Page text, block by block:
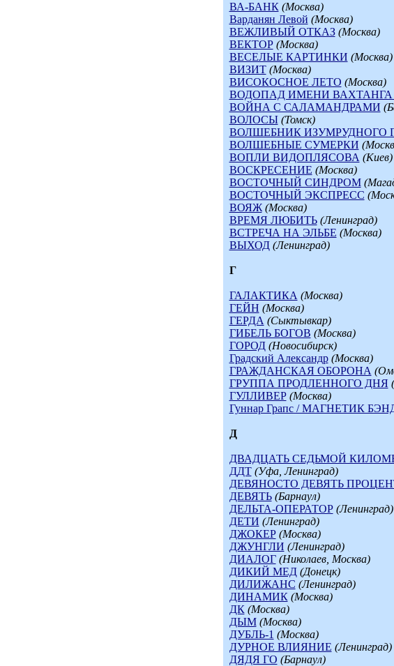
ВА-БАНК (Москва)
Варданян Левой (Москва)
ВЕЖЛИВЫЙ ОТКАЗ (Москва)
ВЕКТОР (Москва)
ВЕСЕЛЫЕ КАРТИНКИ (Москва)
ВИЗИТ (Москва)
ВИСОКОСНОЕ ЛЕТО (Москва)
ВОДОПАД ИМЕНИ ВАХТАНГА
ВОЙНА С САЛАМАНДРАМИ
ВОЛОСЫ (Томск)
ВОЛШЕБНИК ИЗУМРУДНОГО
ВОЛШЕБНЫЕ СУМЕРКИ
ВОПЛИ ВИДОПЛЯСОВА (Киев)
ВОСКРЕСЕНИЕ (Москва)
ВОСТОЧНЫЙ СИНДРОМ
ВОСТОЧНЫЙ ЭКСПРЕСС
ВОЯЖ (Москва)
ВРЕМЯ ЛЮБИТЬ (Ленинград)
ВСТРЕЧА НА ЭЛЬБЕ (Москва)
ВЫХОД (Ленинград)
Г
ГАЛАКТИКА (Москва)
ГЕЙН (Москва)
ГЕРДА (Сыктывкар)
ГИБЕЛЬ БОГОВ (Москва)
ГОРОД (Новосибирск)
Градский Александр (Москва)
ГРАЖДАНСКАЯ ОБОРОНА
ГРУППА ПРОДЛЕННОГО ДНЯ
ГУЛЛИВЕР (Москва)
Гуннар Грапс / МАГНЕТИК
Д
ДВАДЦАТЬ СЕДЬМОЙ
ДДТ (Уфа, Ленинград)
ДЕВЯНОСТО ДЕВЯТЬ
ДЕВЯТЬ (Барнаул)
ДЕЛЬТА-ОПЕРАТОР (Ленинград)
ДЕТИ (Ленинград)
ДЖОКЕР (Москва)
ДЖУНГЛИ (Ленинград)
ДИАЛОГ (Николаев, Москва)
ДИКИЙ МЕД (Донецк)
ДИЛИЖАНС (Ленинград)
ДИНАМИК (Москва)
ДК (Москва)
ДЫМ (Москва)
ДУБЛЬ-1 (Москва)
ДУРНОЕ ВЛИЯНИЕ (Ленинград)
ДЯДЯ ГО (Барнаул)